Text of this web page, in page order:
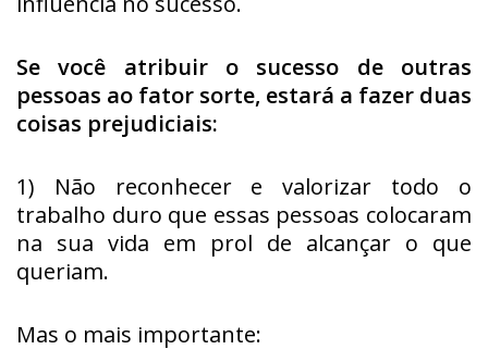
Se você atribuir o sucesso de outras
pessoas ao fator sorte, estará a fazer duas
coisas prejudiciais:
1) Não reconhecer e valorizar todo o
trabalho duro que essas pessoas colocaram
na sua vida em prol de alcançar o que
queriam.
Mas o mais importante: